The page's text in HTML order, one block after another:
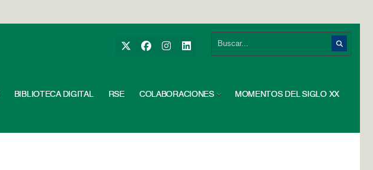
BIBLIOTECA DIGITAL RSE COLABORACIONES MOMENTOS DEL SIGLO XX